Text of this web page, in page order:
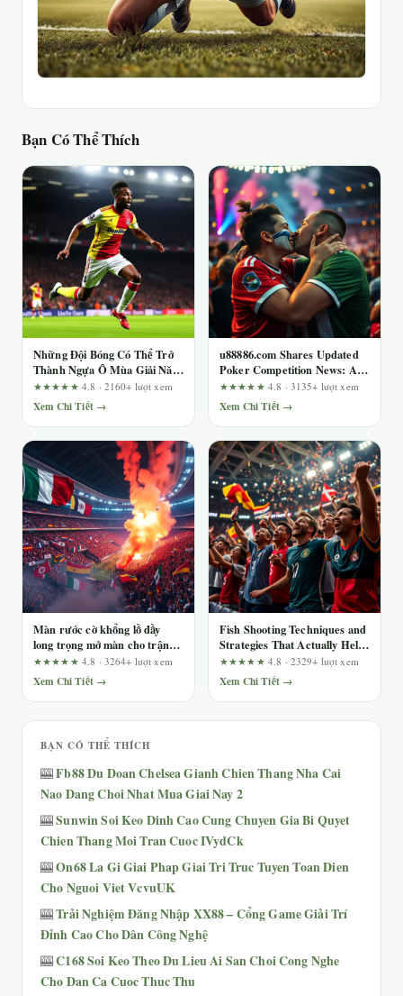
Bạn Có Thể Thích
Những Đội Bóng Có Thể Trở
Thành Ngựa Ô Mùa Giải Năm
Nay
★★★★★ 4.8 · 2160+ lượt xem
Xem Chi Tiết →
u88886.com Shares Updated
Poker Competition News: A
Risk-Advisor’s Transparency
Check
★★★★★ 4.8 · 3135+ lượt xem
Xem Chi Tiết →
Màn rước cờ khổng lồ đầy
long trọng mở màn cho trận
đại chiến
★★★★★ 4.8 · 3264+ lượt xem
Xem Chi Tiết →
Fish Shooting Techniques and
Strategies That Actually Help
Beginners Stop Wasting Coins
★★★★★ 4.8 · 2329+ lượt xem
Xem Chi Tiết →
BẠN CÓ THỂ THÍCH
🎰Fb88 Du Doan Chelsea Gianh Chien Thang Nha Cai
Nao Dang Choi Nhat Mua Giai Nay 2
🎰Sunwin Soi Keo Dinh Cao Cung Chuyen Gia Bi Quyet
Chien Thang Moi Tran Cuoc IVydCk
🎰On68 La Gi Giai Phap Giai Tri Truc Tuyen Toan Dien
Cho Nguoi Viet VcvuUK
🎰Trải Nghiệm Đăng Nhập XX88 – Cổng Game Giải Trí
Đỉnh Cao Cho Dân Công Nghệ
🎰C168 Soi Keo Theo Du Lieu Ai San Choi Cong Nghe
Cho Dan Ca Cuoc Thuc Thu